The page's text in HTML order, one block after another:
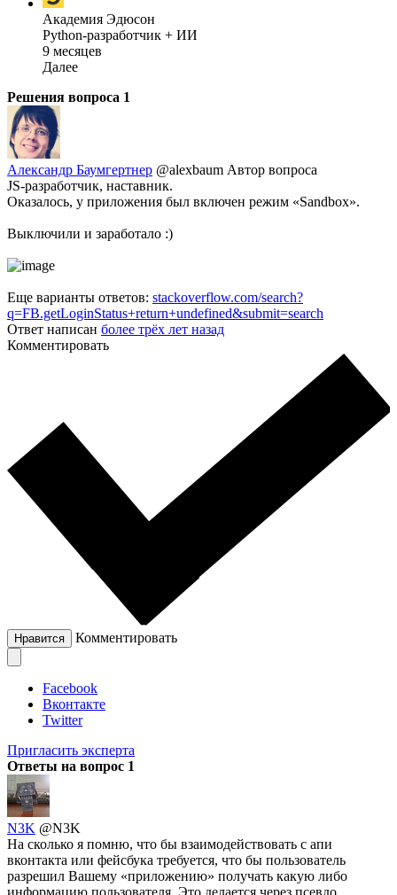
Академия Эдюсон
Python-разработчик + ИИ
9 месяцев
Далее
Решения вопроса 1
Александр Баумгертнер @alexbaum Автор вопроса
JS-разработчик, наставник.
Оказалось, у приложения был включен режим «Sandbox».
Выключили и заработало :)
Еще варианты ответов: stackoverflow.com/search?
q=FB.getLoginStatus+return+undefined&submit=search
Ответ написан более трёх лет назад
Комментировать
Нравится Комментировать
Facebook
Вконтакте
Twitter
Пригласить эксперта
Ответы на вопрос 1
N3K @N3K
На сколько я помню, что бы взаимодействовать с апи
вконтакта или фейсбука требуется, что бы пользователь
разрешил Вашему «приложению» получать какую либо